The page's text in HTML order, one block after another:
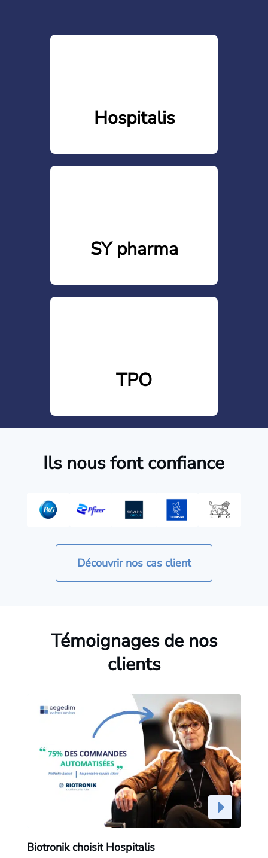
Hospitalis
SY pharma
TPO
Ils nous font confiance
Découvrir nos cas client
Témoignages de nos
clients
Biotronik choisit Hospitalis